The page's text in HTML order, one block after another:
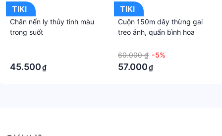
TIKI
Chân nến ly thủy tinh màu
trong suốt
45.500₫
TIKI
Cuộn 150m dây thừng gai
treo ảnh, quấn bình hoa
60.000 ₫ -5%
57.000₫